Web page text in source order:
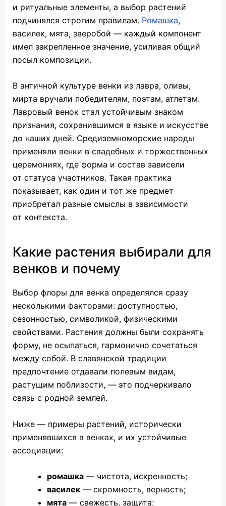
и ритуальные элементы, а выбор растений
подчинялся строгим правилам. Ромашка,
василек, мята, зверобой — каждый компонент
имел закрепленное значение, усиливая общий
посыл композиции.
В античной культуре венки из лавра, оливы,
мирта вручали победителям, поэтам, атлетам.
Лавровый венок стал устойчивым знаком
признания, сохранившимся в языке и искусстве
до наших дней. Средиземноморские народы
применяли венки в свадебных и торжественных
церемониях, где форма и состав зависели
от статуса участников. Такая практика
показывает, как один и тот же предмет
приобретал разные смыслы в зависимости
от контекста.
Какие растения выбирали для
венков и почему
Выбор флоры для венка определялся сразу
несколькими факторами: доступностью,
сезонностью, символикой, физическими
свойствами. Растения должны были сохранять
форму, не осыпаться, гармонично сочетаться
между собой. В славянской традиции
предпочтение отдавали полевым видам,
растущим поблизости, — это подчеркивало
связь с родной землей.
Ниже — примеры растений, исторически
применявшихся в венках, и их устойчивые
ассоциации:
ромашка— чистота, искренность;
василек— скромность, верность;
мята— свежесть, защита;